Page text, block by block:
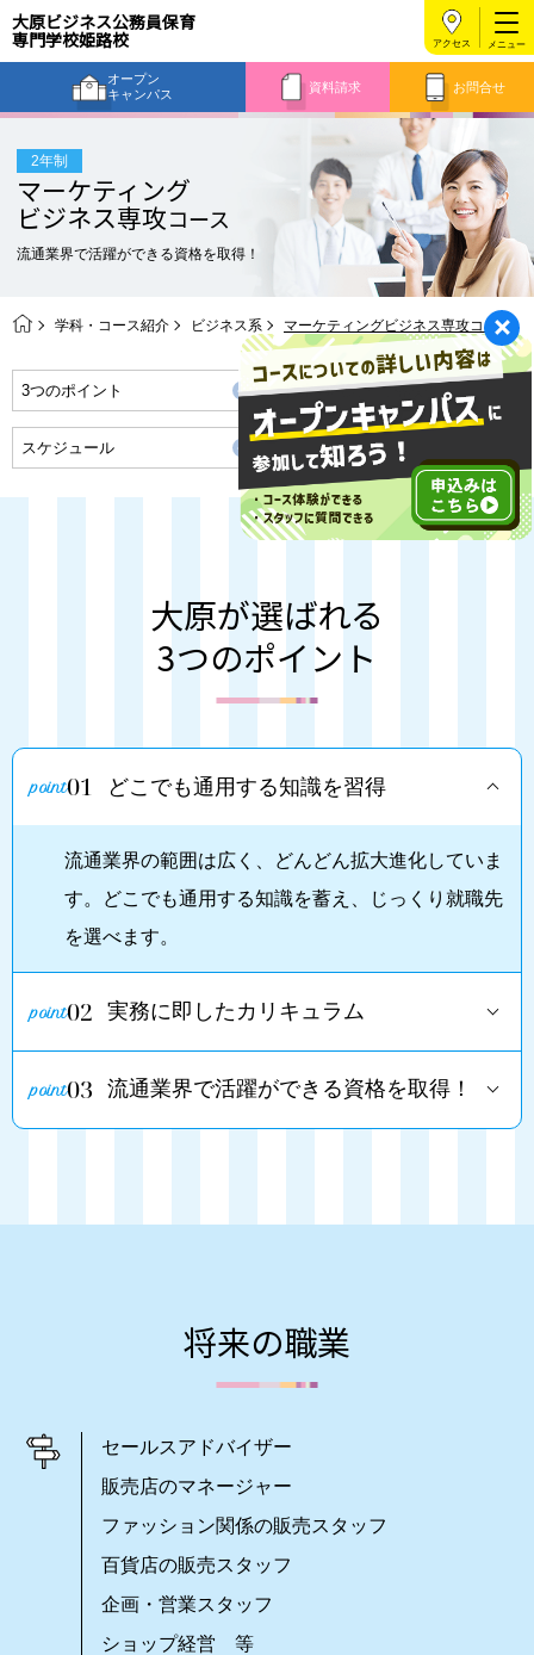
大原ビジネス公務員保育
専門学校姫路校
オープン
キャンパス
資料請求 お問合せ
アクセス
2年制
マーケティング
ビジネス専攻コース
流通業界で活躍ができる資格を取得！
学科・コース紹介 ビジネス系 マーケティングビジネス専攻コース
3つのポイント 将来の職業・資格取得
スケジュール
大原が選ばれる
3つのポイント
01 どこでも通用する知識を習得
流通業界の範囲は広く、どんどん拡大進化していま
す。どこでも通用する知識を蓄え、じっくり就職先
を選べます。
02 実務に即したカリキュラム
03 流通業界で活躍ができる資格を取得！
将来の職業
セールスアドバイザー
販売店のマネージャー
ファッション関係の販売スタッフ
百貨店の販売スタッフ
企画・営業スタッフ
ショップ経営 等